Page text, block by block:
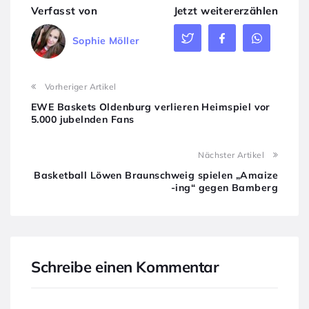
Verfasst von
Sophie Möller
Jetzt weitererzählen
Vorheriger Artikel
EWE Baskets Oldenburg verlieren Heimspiel vor
5.000 jubelnden Fans
Nächster Artikel
Basketball Löwen Braunschweig spielen „Amaize
-ing“ gegen Bamberg
Schreibe einen Kommentar